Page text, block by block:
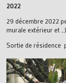
2022
29 décembre 2022
murale extérieur et
Sortie de résidence